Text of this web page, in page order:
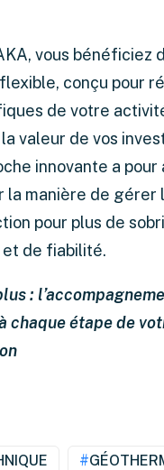
vous bénéficiez
conçu pour
de votre
valeur de vos
innovante a pour
la manière de gérer
pour plus de
et de fiabilité.
:
chaque étape de